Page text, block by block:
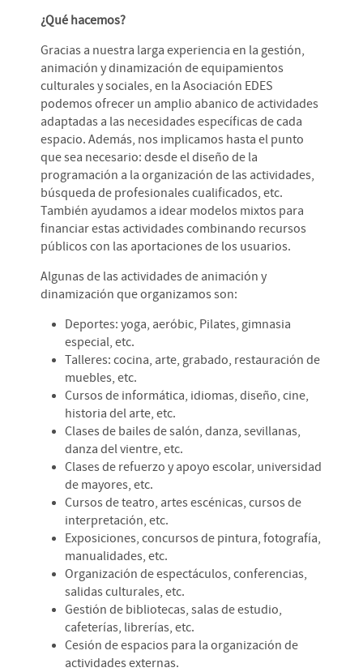
¿Qué hacemos?
Gracias a nuestra larga experiencia en la gestión,
animación y dinamización de equipamientos
culturales y sociales, en la Asociación EDES
podemos ofrecer un amplio abanico de actividades
adaptadas a las necesidades específicas de cada
espacio. Además, nos implicamos hasta el punto
que sea necesario: desde el diseño de la
programación a la organización de las actividades,
búsqueda de profesionales cualificados, etc.
También ayudamos a idear modelos mixtos para
financiar estas actividades combinando recursos
públicos con las aportaciones de los usuarios.
Algunas de las actividades de animación y
dinamización que organizamos son:
Deportes: yoga, aeróbic, Pilates, gimnasia
especial, etc.
Talleres: cocina, arte, grabado, restauración de
muebles, etc.
Cursos de informática, idiomas, diseño, cine,
historia del arte, etc.
Clases de bailes de salón, danza, sevillanas,
danza del vientre, etc.
Clases de refuerzo y apoyo escolar, universidad
de mayores, etc.
Cursos de teatro, artes escénicas, cursos de
interpretación, etc.
Exposiciones, concursos de pintura, fotografía,
manualidades, etc.
Organización de espectáculos, conferencias,
salidas culturales, etc.
Gestión de bibliotecas, salas de estudio,
cafeterías, librerías, etc.
Cesión de espacios para la organización de
actividades externas.